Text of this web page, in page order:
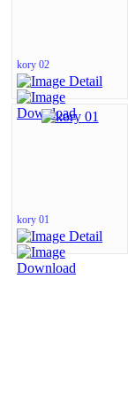
kory 02
kory 01